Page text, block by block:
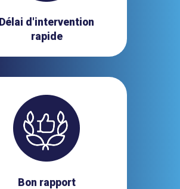
Délai d'intervention
rapide
Bon rapport